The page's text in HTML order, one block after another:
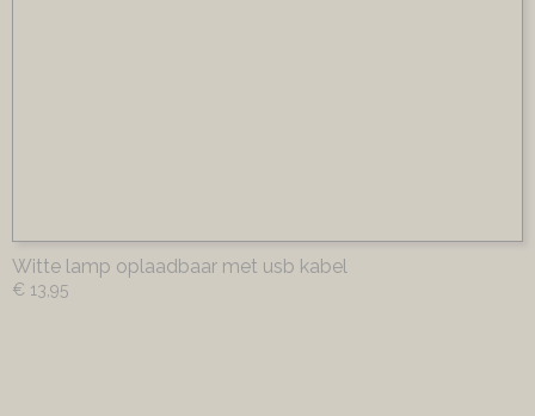
Witte lamp oplaadbaar met usb kabel
€ 13,95